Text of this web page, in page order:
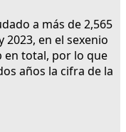
a más de 2,565
en el sexenio
en total, por lo que
años la cifra de la